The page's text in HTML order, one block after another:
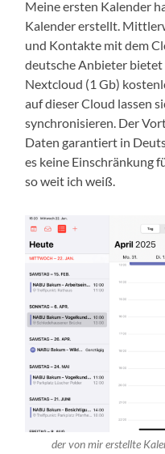
Meine ersten Kalender
Kalender erstellt.
und Kontakte mit dem
deutsche Anbieter
Nextcloud (1 Gb)
auf dieser Cloud lassen
synchronisieren. Der
Daten garantiert in
es keine Einschränkung
so weit ich weiß.
der von mir erstellte